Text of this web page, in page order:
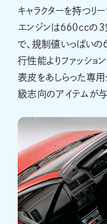
キャラクターを持つリ
エンジンは660ccの3
で、規制値いっぱいの
行性能よりファッショ
表皮をあしらった専用
級志向のアイテムが与